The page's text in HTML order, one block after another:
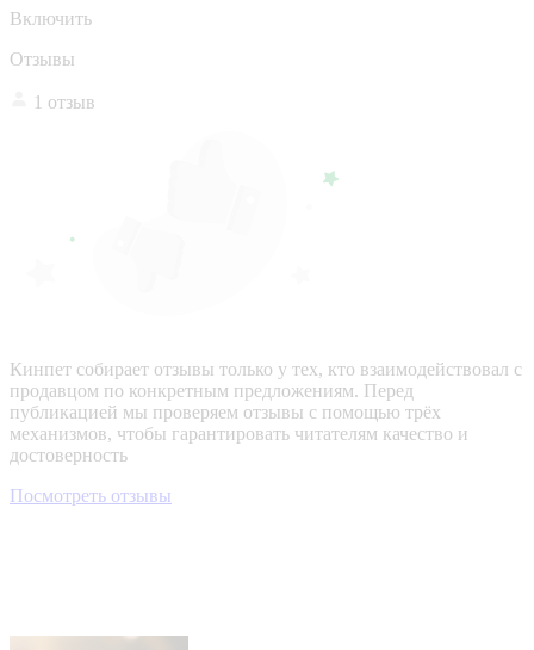
Включить
Отзывы
1 отзыв
Кинпет собирает отзывы только у тех, кто взаимодействовал с
продавцом по конкретным предложениям. Перед
публикацией мы проверяем отзывы с помощью трёх
механизмов, чтобы гарантировать читателям качество и
достоверность
Посмотреть отзывы